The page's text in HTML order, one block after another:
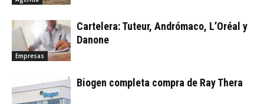
Empresas
Cartelera: Tuteur, Andrómaco, L’Oréal y
Danone
Biogen completa compra de Ray Thera